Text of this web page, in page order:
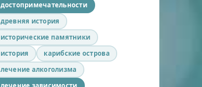
достопримечательности
древняя история
исторические памятники
история
карибские острова
лечение алкоголизма